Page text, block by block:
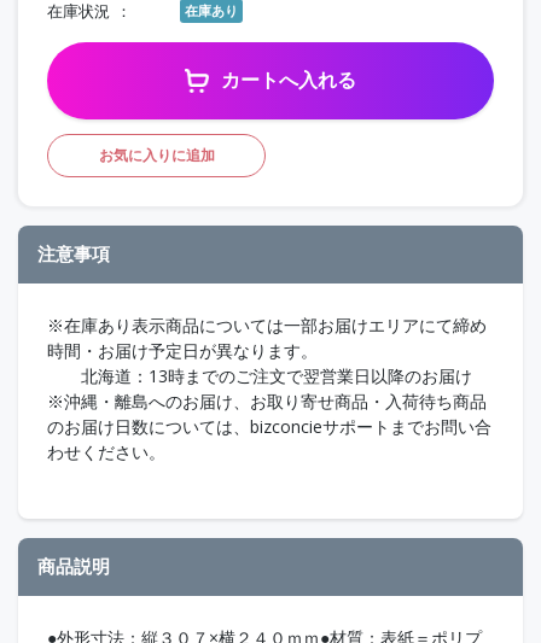
在庫状況 在庫あり
カートへ入れる
お気に入りに追加
注意事項
※在庫あり表示商品については一部お届けエリアにて締め
時間・お届け予定日が異なります。
北海道：13時までのご注文で翌営業日以降のお届け
※沖縄・離島へのお届け、お取り寄せ商品・入荷待ち商品
のお届け日数については、bizconcieサポートまでお問い合
わせください。
商品説明
●外形寸法：縦３０７×横２４０ｍｍ●材質：表紙＝ポリプ